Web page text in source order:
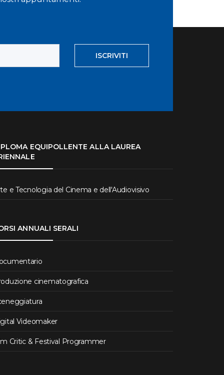
ISCRIVITI
EQUIPOLLENTE ALLA LAUREA
e Tecnologia del Cinema e dell'Audiovisivo
ANNUALI SERALI
cinematografica
Videomaker
Critic & Festival Programmer